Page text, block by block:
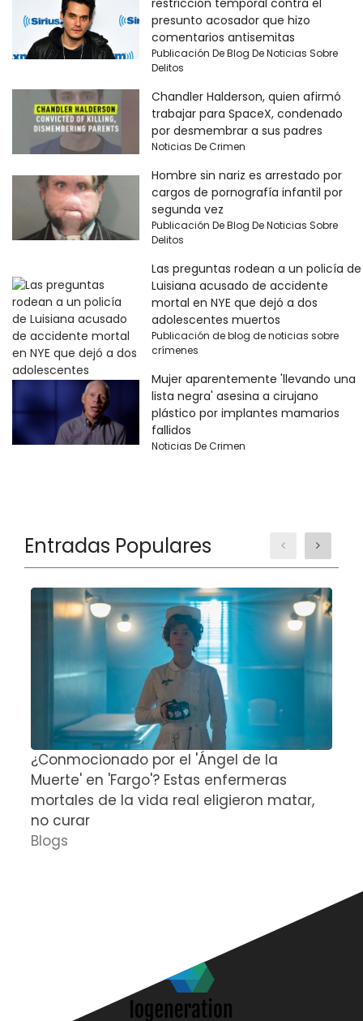
restricción temporal contra el
presunto acosador que hizo
comentarios antisemitas
Publicación De Blog De Noticias Sobre
Delitos
Chandler Halderson, quien afirmó
trabajar para SpaceX, condenado
por desmembrar a sus padres
Noticias De Crimen
Hombre sin nariz es arrestado por
cargos de pornografía infantil por
segunda vez
Publicación De Blog De Noticias Sobre
Delitos
Las preguntas rodean a un policía de
Luisiana acusado de accidente
mortal en NYE que dejó a dos
adolescentes muertos
Publicación de blog de noticias sobre
crímenes
Mujer aparentemente 'llevando una
lista negra' asesina a cirujano
plástico por implantes mamarios
fallidos
Noticias De Crimen
Entradas Populares
¿Conmocionado por el 'Ángel de la
Muerte' en 'Fargo'? Estas enfermeras
mortales de la vida real eligieron matar,
no curar
Blogs